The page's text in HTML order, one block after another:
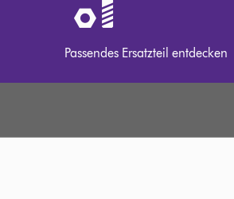
Passendes Ersatzteil entdecken